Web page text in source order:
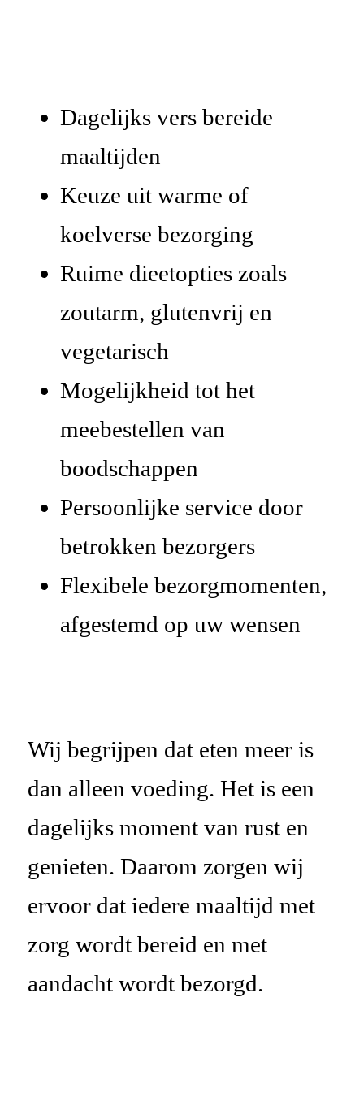
Dagelijks vers bereide
maaltijden
Keuze uit warme of
koelverse bezorging
Ruime dieetopties zoals
zoutarm, glutenvrij en
vegetarisch
Mogelijkheid tot het
meebestellen van
boodschappen
Persoonlijke service door
betrokken bezorgers
Flexibele bezorgmomenten,
afgestemd op uw wensen
Wij begrijpen dat eten meer is
dan alleen voeding. Het is een
dagelijks moment van rust en
genieten. Daarom zorgen wij
ervoor dat iedere maaltijd met
zorg wordt bereid en met
aandacht wordt bezorgd.